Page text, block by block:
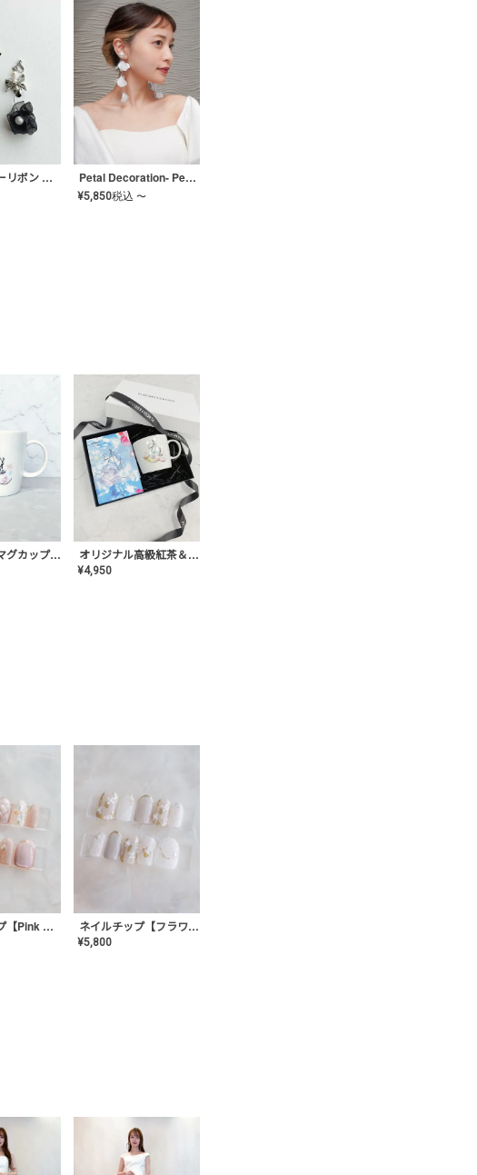
オーガンジーリボン バレリーナイヤリング&ピアス【Black】〈PV-COER-11〉 Petal Decoration- Pearl【JA-COER-3】
¥5,850税込 〜
オリジナルマグカップ【AT-TW-03】ギフトセット有/プレゼント/内祝い/結婚式/ペア/食器/テーブルウェア/記念日/お返し/特別/高級/おしゃれ オリジナル高級紅茶＆マグカップ ギフト【AT-GF-02】ギフトセット/プレゼント/内祝い/結婚式/ハーブティー/高品質/マグカップ/食器/記念日/お返し/手土産/美容/おしゃれ
¥4,950
ネイルチップ【Pink Glow Nail】MK-CONA-04 ネイルチップ【フラワーシフォンネイル】MK-CONA-03
¥5,800